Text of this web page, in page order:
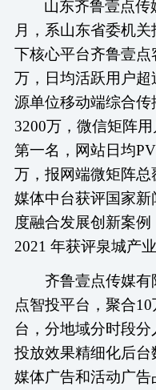
山东齐鲁壹点
月，系山东省委机
下核心平台齐鲁壹
万，日均活跃用户
源单位移动端综合
3200万，微信矩阵
第一名，网站日均
万，报网端微矩阵
媒体中台获评国家
度融合发展创新案例
2021 年获评泉城产
齐鲁壹点传媒有
点智投平台，聚合
台，分地域分时段分
投放效果精细化后
媒体广告和活动广